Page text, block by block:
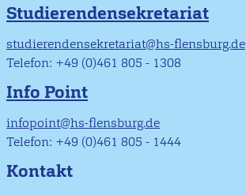
Studierendensekretariat
studierendensekretariat@hs-flensburg.de
Telefon: +49 (0)461 805 - 1308
Info Point
infopoint@hs-flensburg.de
Telefon: +49 (0)461 805 - 1444
Kontakt